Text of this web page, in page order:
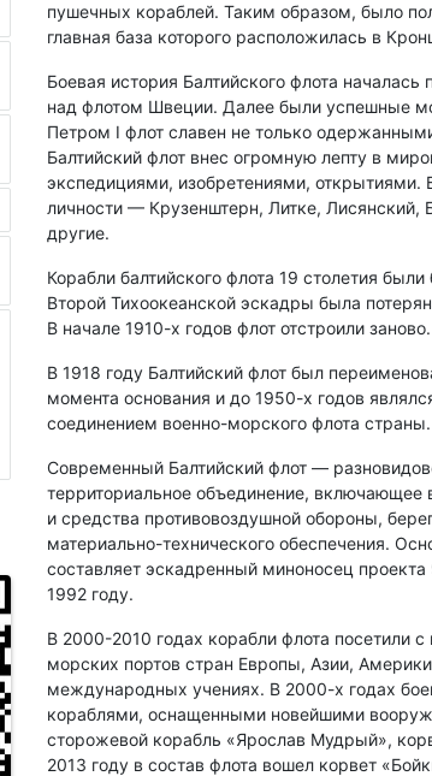
пушечных кораблей. Таким образом, было
главная база которого расположилась в
Боевая история Балтийского флота
над флотом Швеции. Далее были успешные
Петром I флот славен не только
Балтийский флот внес огромную лепту в
экспедициями, изобретениями,
личности — Крузенштерн, Литке, Лисянский,
другие.
Корабли балтийского флота 19 столетия
Второй Тихоокеанской эскадры была
В начале 1910-х годов флот отстроили заново.
В 1918 году Балтийский флот был
момента основания и до 1950-х годов
соединением военно-морского флота страны.
Современный Балтийский флот —
территориальное объединение,
и средства противовоздушной обороны,
материально-технического обеспечения.
составляет эскадренный миноносец
1992 году.
В 2000-2010 годах корабли флота посетили
морских портов стран Европы, Азии,
международных учениях. В 2000-х годах
кораблями, оснащенными новейшими
сторожевой корабль «Ярослав Мудрый»,
2013 году в состав флота вошел корвет